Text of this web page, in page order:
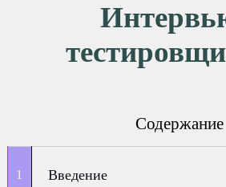
Содержание
Введение